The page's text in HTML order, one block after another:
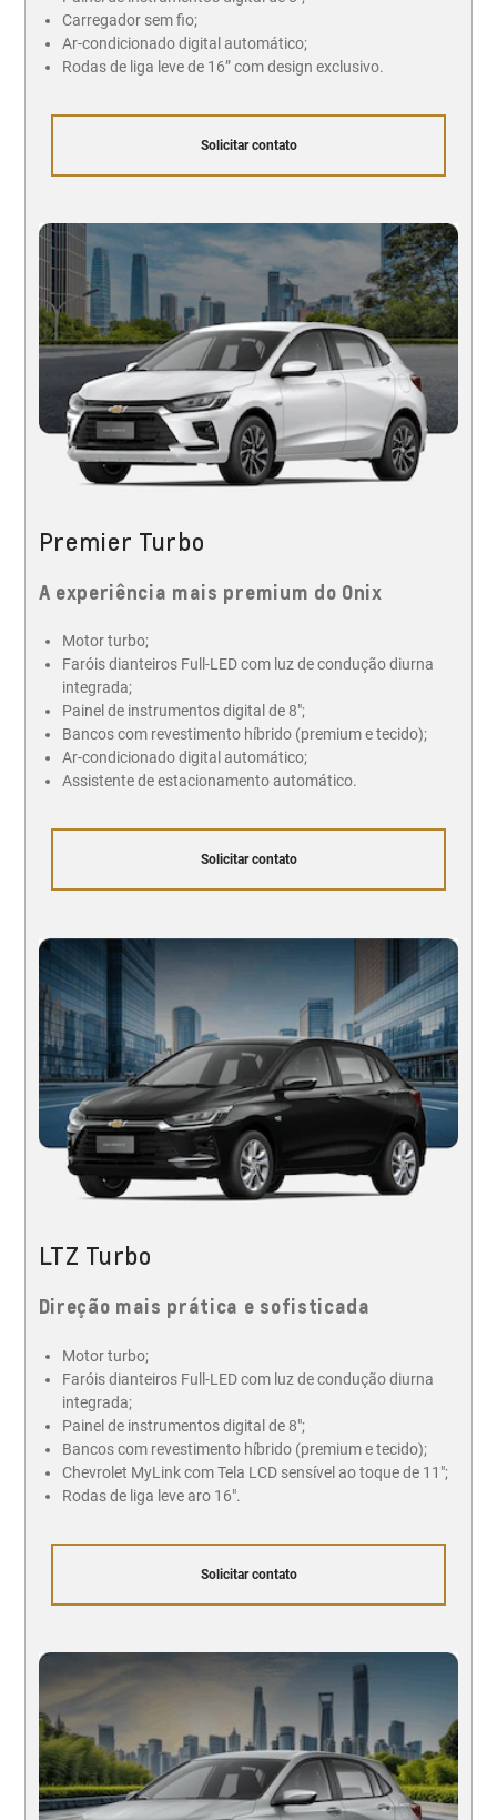
Carregador sem fio;
Ar-condicionado digital automático;
Rodas de liga leve de 16” com design exclusivo.
Solicitar contato
Premier Turbo
A experiência mais premium do Onix
Motor turbo;
Faróis dianteiros Full-LED com luz de condução diurna
integrada;
Painel de instrumentos digital de 8";
Bancos com revestimento híbrido (premium e tecido);
Ar-condicionado digital automático;
Assistente de estacionamento automático.
Solicitar contato
LTZ Turbo
Direção mais prática e sofisticada
Motor turbo;
Faróis dianteiros Full-LED com luz de condução diurna
integrada;
Painel de instrumentos digital de 8";
Bancos com revestimento híbrido (premium e tecido);
Chevrolet MyLink com Tela LCD sensível ao toque de 11";
Rodas de liga leve aro 16".
Solicitar contato